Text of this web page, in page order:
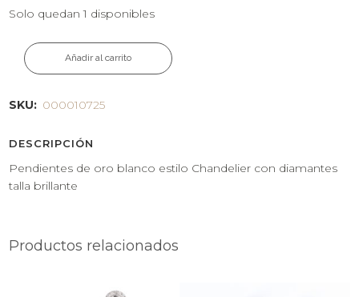
Solo quedan 1 disponibles
Añadir al carrito
SKU: 000010725
DESCRIPCIÓN
Pendientes de oro blanco estilo Chandelier con diamantes
talla brillante
Productos relacionados